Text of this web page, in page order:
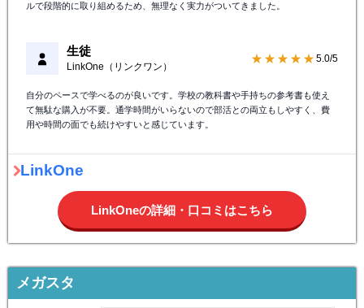
ルで段階的に取り組めるため、無理なく実力がついてきました。
生徒
LinkOne（リンクワン）
★★★★★ 5.0/5
自分のペースで学べるのが良いです。学校の教科書や手持ちの参考書も使え
て無駄な購入が不要。通学時間がいらないので部活との両立もしやすく、費
用や時間の面でも続けやすいと感じています。
LinkOne
LinkOneの詳細・口コミはこちら
メガスタ